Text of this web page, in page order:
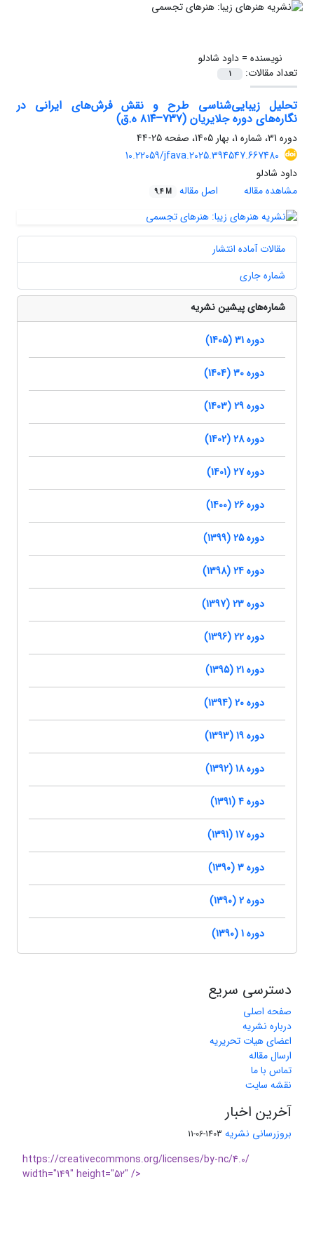
نویسنده =داود شادلو
تعداد مقالات:
1
تحلیل زیبایی‌شناسی طرح و نقش فرش‌های ایرانی در
نگاره‌های دوره جلایریان (۷۳۷–۸۱۴ ه.ق)
دوره 31، شماره 1، بهار 1405، صفحه
25-44
10.22059/jfava.2025.394547.667480
داود شادلو
مشاهده مقاله
اصل مقاله 9.4 M
مقالات آماده انتشار
شماره جاری
شماره‌های پیشین نشریه
دوره 31 (1405)
دوره 30 (1404)
دوره 29 (1403)
دوره 28 (1402)
دوره 27 (1401)
دوره 26 (1400)
دوره 25 (1399)
دوره 24 (1398)
دوره 23 (1397)
دوره 22 (1396)
دوره 21 (1395)
دوره 20 (1394)
دوره 19 (1393)
دوره 18 (1392)
دوره 4 (1391)
دوره 17 (1391)
دوره 3 (1390)
دوره 2 (1390)
دوره 1 (1390)
دسترسی سریع
صفحه اصلی
درباره نشریه
اعضای هیات تحریریه
ارسال مقاله
تماس با ما
نقشه سایت
آخرین اخبار
بروزرسانی نشریه 1403-06-11
https://creativecommons.org/licenses/by-nc/4.0/
width="149" height="52" />